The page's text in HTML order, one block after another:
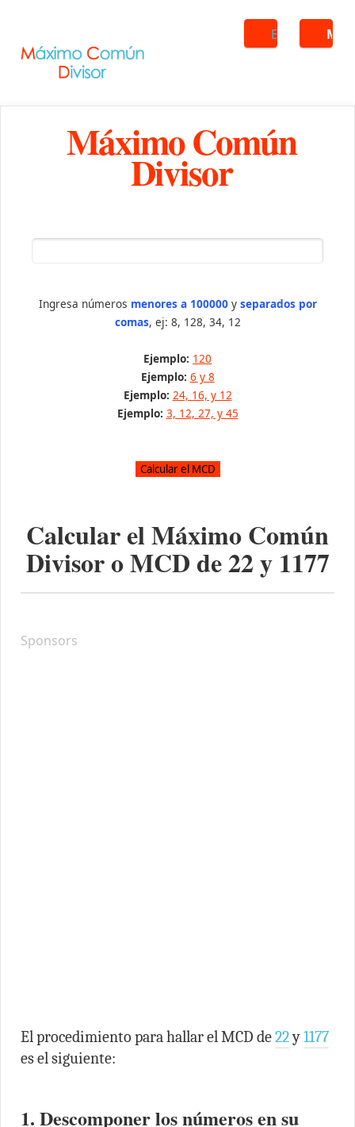
Buscar
Máximo Común
Divisor
Ingresa números menores a 100000y separados por
comas, ej: 8, 128, 34, 12
Ejemplo: 120
Ejemplo: 6 y 8
Ejemplo: 24, 16, y 12
Ejemplo: 3, 12, 27, y 45
Calcular el Máximo Común
Divisor o MCD de22y 1177
Sponsors
El procedimiento para hallar el MCD de22y1177
es el siguiente:
1. Descomponer los números en su